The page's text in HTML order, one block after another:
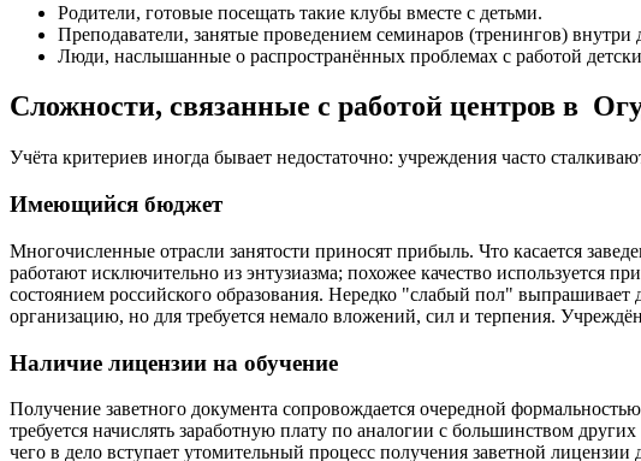
Родители, готовые посещать такие клубы вместе с детьми.
Преподаватели, занятые проведением семинаров (тренингов) внутри
Люди, наслышанные о распространённых проблемах с работой
Сложности, связанные с работой центров в
Учёта критериев иногда бывает недостаточно: учреждения часто
Имеющийся бюджет
Многочисленные отрасли занятости приносят прибыль. Что касается
работают исключительно из энтузиазма; похожее качество
состоянием российского образования. Нередко "слабый пол"
организацию, но для требуется немало вложений, сил и терпения.
Наличие лицензии на обучение
Получение заветного документа сопровождается очередной
требуется начислять заработную плату по аналогии с большинством
чего в дело вступает утомительный процесс получения заветной